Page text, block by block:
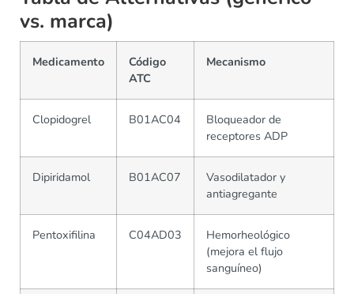
vs. marca)
Medicamento
Código
ATC
Mecanismo
Clopidogrel B01AC04
Bloqueador de
receptores ADP
Dipiridamol B01AC07
Vasodilatador y
antiagregante
Pentoxifilina C04AD03
Hemorheológico
(mejora el flujo
sanguíneo)